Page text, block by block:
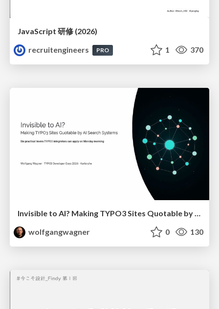
JavaScript 研修 (2026)
recruitengineers
PRO 1 370
wolfgangwagner
0 130